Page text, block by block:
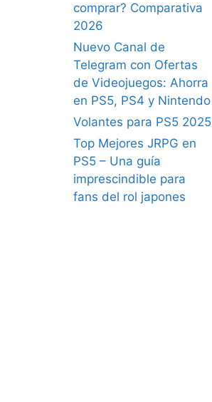
comprar? Comparativa
2026
Nuevo Canal de
Telegram con Ofertas
de Videojuegos: Ahorra
en PS5, PS4 y Nintendo
Volantes para PS5 2025
Top Mejores JRPG en
PS5 – Una guía
imprescindible para
fans del rol japones